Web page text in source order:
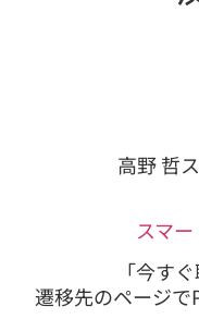
高野 哲
スマ
「今す
遷移先のページで